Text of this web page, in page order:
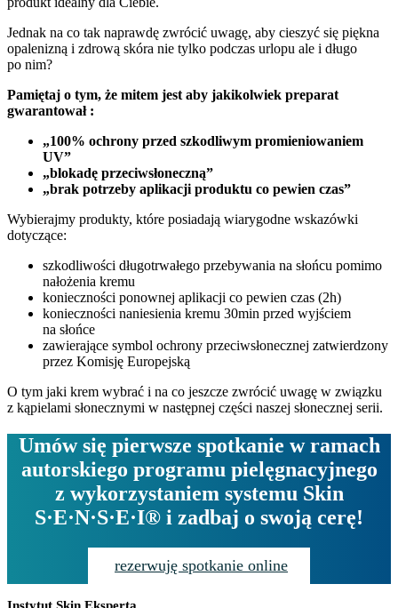
Jednak na co tak naprawdę zwrócić uwagę, aby cieszyć się piękna
opalenizną i zdrową skóra nie tylko podczas urlopu ale i długo
po nim?
Pamiętaj o tym, że mitem jest aby jakikolwiek preparat
gwarantował :
„100% ochrony przed szkodliwym promieniowaniem
UV”
„blokadę przeciwsłoneczną”
„brak potrzeby aplikacji produktu co pewien czas”
Wybierajmy produkty, które posiadają wiarygodne wskazówki
dotyczące:
szkodliwości długotrwałego przebywania na słońcu pomimo
nałożenia kremu
konieczności ponownej aplikacji co pewien czas (2h)
konieczności naniesienia kremu 30min przed wyjściem
na słońce
zawierające symbol ochrony przeciwsłonecznej zatwierdzony
przez Komisję Europejską
O tym jaki krem wybrać i na co jeszcze zwrócić uwagę w związku
z kąpielami słonecznymi w następnej części naszej słonecznej serii.
Umów się pierwsze spotkanie w ramach
autorskiego programu pielęgnacyjnego
z wykorzystaniem systemu Skin
S·E·N·S·E·I® i zadbaj o swoją cerę!
rezerwuję spotkanie online
Instytut Skin Eksperta